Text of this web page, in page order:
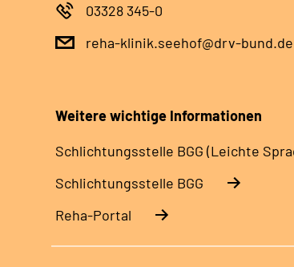
03328 345-0
reha-klinik.seehof@drv-bund.de
Weitere wichtige Informationen
Schlich­tungs­stel­le BGG (Leichte
Schlich­tungs­stel­le BGG
Reha-Portal